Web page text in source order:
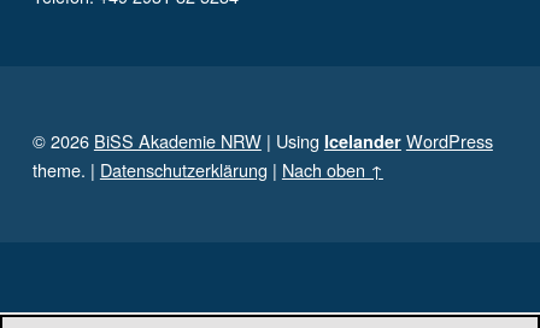
© 2026 BiSS Akademie NRW | Using Icelander WordPress
theme. | Datenschutzerklärung | Nach oben ↑